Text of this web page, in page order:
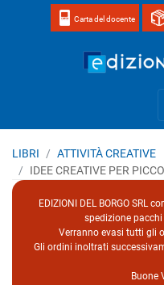
Carta del docente
LIBRI
ATTIVITÀ CREATIVE
IDEE CREATIVE PER
EDIZIONI DEL BORGO SRL
spedizione
Verranno evasi tutti gli
Gli ordini inoltrati
Buone